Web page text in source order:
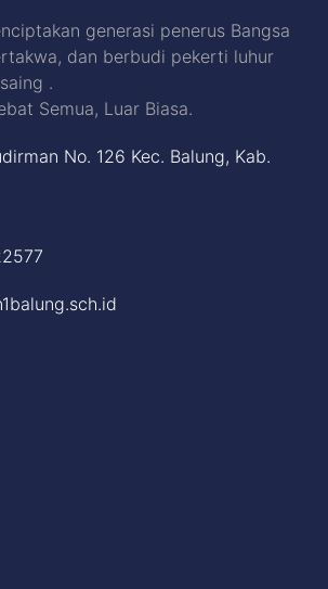
generasi penerus Bangsa
dan berbudi pekerti luhur
.
Semua, Luar Biasa.
No. 126 Kec. Balung, Kab.